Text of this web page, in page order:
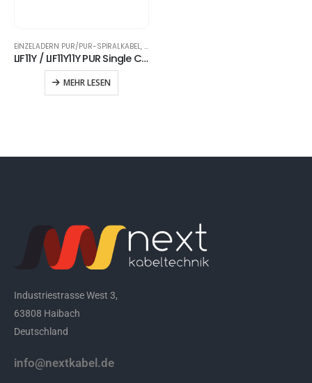
EINZELADERN PUR/PUR-SPIRALKABEL, SPIRALKABEL
LIF11Y / LIF11Y11Y PUR Single Core Spiral Cable
MEHR LESEN
Industriestrasse West 3,
63808 Haibach
Deutschland
info@nextkabel.de